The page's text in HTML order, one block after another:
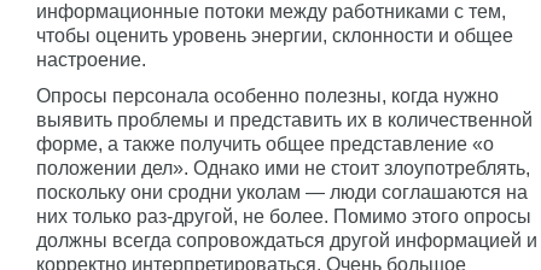
информационные потоки между работниками с тем,
чтобы оценить уровень энергии, склонности и общее
настроение.
Опросы персонала особенно полезны, когда нужно
выявить проблемы и представить их в количественной
форме, а также получить общее представление «о
положении дел». Однако ими не стоит злоупотреблять,
поскольку они сродни уколам — люди соглашаются на
них только раз-другой, не более. Помимо этого опросы
должны всегда сопровождаться другой информацией и
корректно интерпретироваться. Очень большое